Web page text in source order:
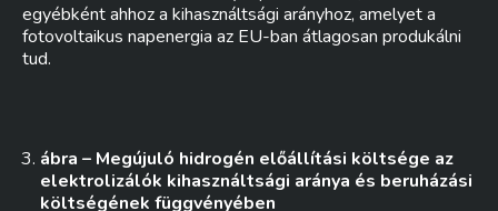
egyébként ahhoz a kihasználtsági arányhoz, amelyet a
fotovoltaikus napenergia az EU-ban átlagosan produkálni
tud.
ábra – Megújuló hidrogén előállítási költsége az
elektrolizálók kihasználtsági aránya és beruházási
költségének függvényében